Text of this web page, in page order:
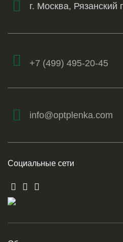
г. Москва, Рязанский
+7 (499) 495-20-45
info@optplenka.com
Социальные сети